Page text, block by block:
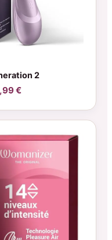
2
€